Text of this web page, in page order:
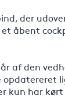
der
et åbent
af den
opdatereret
kun har